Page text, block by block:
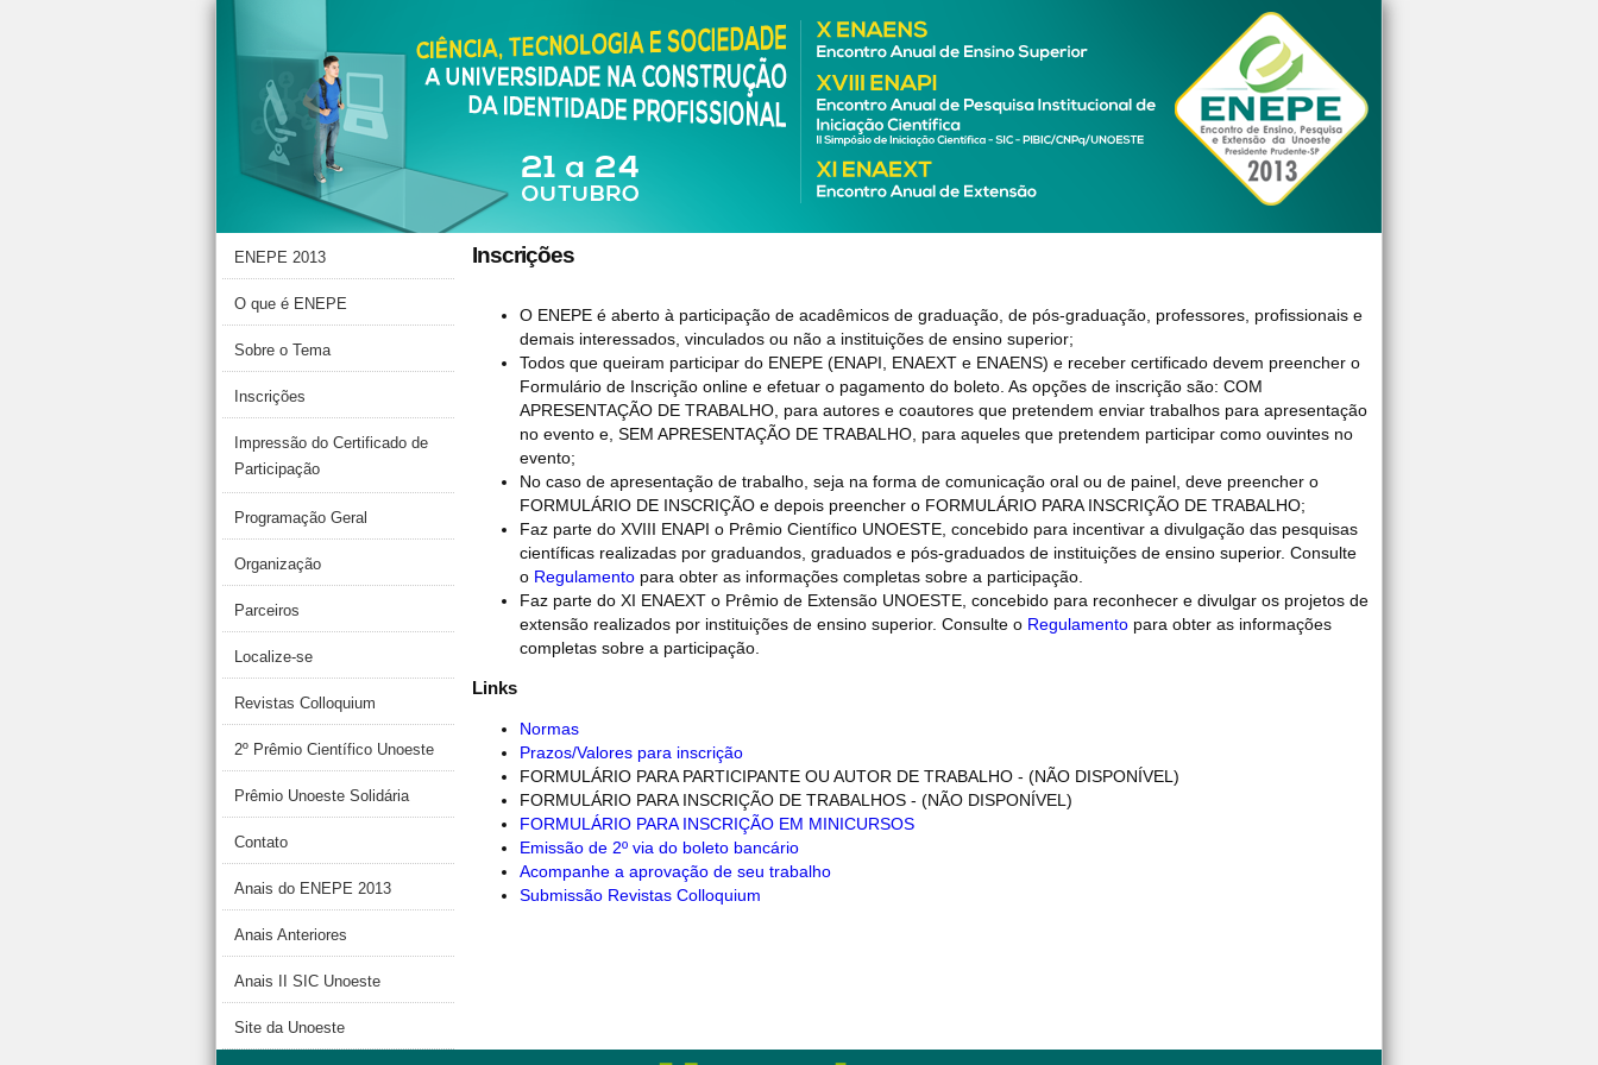
ENEPE 2013
O que é ENEPE
Sobre o Tema
Inscrições
Impressão do Certificado de
Participação
Programação Geral
Organização
Parceiros
Localize-se
Revistas Colloquium
2º Prêmio Científico Unoeste
Prêmio Unoeste Solidária
Contato
Anais do ENEPE 2013
Anais Anteriores
Anais II SIC Unoeste
Site da Unoeste
Inscrições
O ENEPE é aberto à participação de acadêmicos de graduação, de pós-graduação, professores, profissionais e
demais interessados, vinculados ou não a instituições de ensino superior;
Todos que queiram participar do ENEPE (ENAPI, ENAEXT e ENAENS) e receber certificado devem preencher o
Formulário de Inscrição online e efetuar o pagamento do boleto. As opções de inscrição são: COM
APRESENTAÇÃO DE TRABALHO, para autores e coautores que pretendem enviar trabalhos para apresentação
no evento e, SEM APRESENTAÇÃO DE TRABALHO, para aqueles que pretendem participar como ouvintes no
evento;
No caso de apresentação de trabalho, seja na forma de comunicação oral ou de painel, deve preencher o
FORMULÁRIO DE INSCRIÇÃO e depois preencher o FORMULÁRIO PARA INSCRIÇÃO DE TRABALHO;
Faz parte do XVIII ENAPI o Prêmio Científico UNOESTE, concebido para incentivar a divulgação das pesquisas
científicas realizadas por graduandos, graduados e pós-graduados de instituições de ensino superior. Consulte
o Regulamento para obter as informações completas sobre a participação.
Faz parte do XI ENAEXT o Prêmio de Extensão UNOESTE, concebido para reconhecer e divulgar os projetos de
extensão realizados por instituições de ensino superior. Consulte o Regulamento para obter as informações
completas sobre a participação.
Links
Normas
Prazos/Valores para inscrição
FORMULÁRIO PARA PARTICIPANTE OU AUTOR DE TRABALHO - (NÃO DISPONÍVEL)
FORMULÁRIO PARA INSCRIÇÃO DE TRABALHOS - (NÃO DISPONÍVEL)
FORMULÁRIO PARA INSCRIÇÃO EM MINICURSOS
Emissão de 2º via do boleto bancário
Acompanhe a aprovação de seu trabalho
Submissão Revistas Colloquium